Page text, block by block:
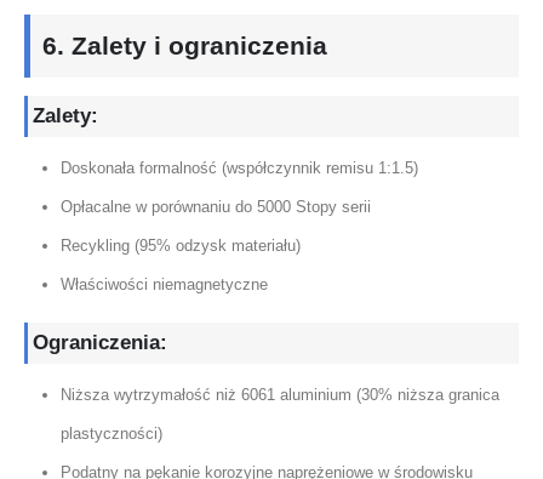
6. Zalety i ograniczenia
Zalety:
Doskonała formalność (współczynnik remisu 1:1.5)
Opłacalne w porównaniu do 5000 Stopy serii
Recykling (95% odzysk materiału)
Właściwości niemagnetyczne
Ograniczenia:
Niższa wytrzymałość niż 6061 aluminium (30% niższa granica
plastyczności)
Podatny na pękanie korozyjne naprężeniowe w środowisku